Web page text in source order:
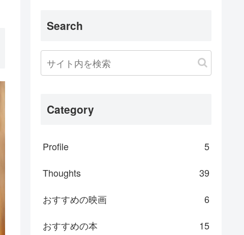
Search
Category
Profile
5
Thoughts
39
おすすめの映画
6
おすすめの本
15